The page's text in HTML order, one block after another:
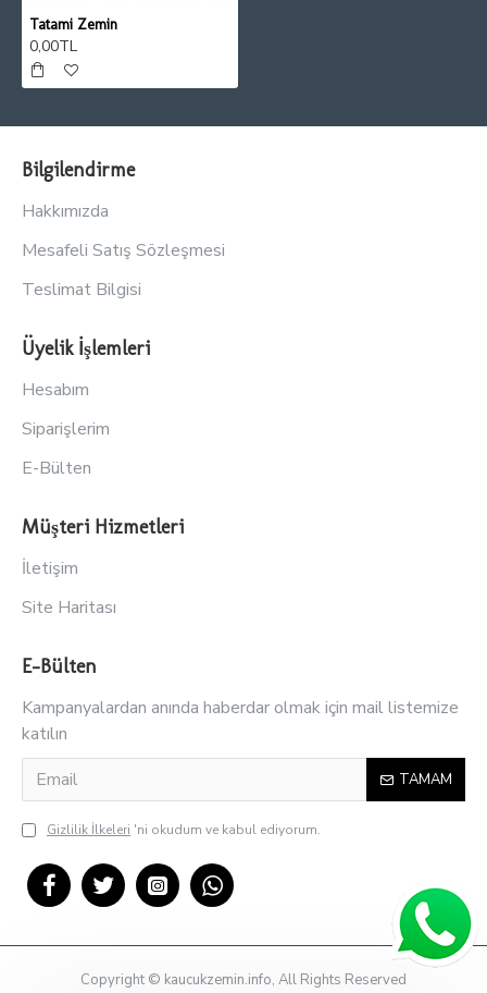
Tatami Zemin
0,00TL
Bilgilendirme
Hakkımızda
Mesafeli Satış Sözleşmesi
Teslimat Bilgisi
Üyelik İşlemleri
Hesabım
Siparişlerim
E-Bülten
Müşteri Hizmetleri
İletişim
Site Haritası
E-Bülten
Kampanyalardan anında haberdar olmak için mail listemize
katılın
TAMAM
Gizlilik İlkeleri 'ni okudum ve kabul ediyorum.
Copyright © kaucukzemin.info, All Rights Reserved